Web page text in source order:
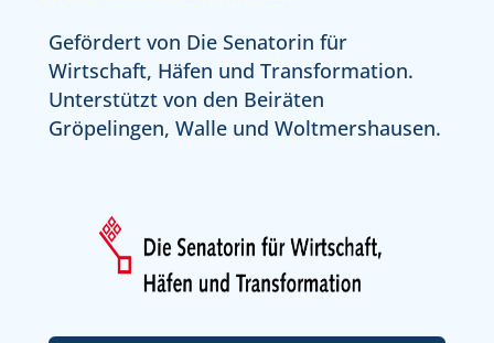
Gefördert von Die Senatorin für
Wirtschaft, Häfen und Transformation.
Unterstützt von den Beiräten
Gröpelingen, Walle und Woltmershausen.